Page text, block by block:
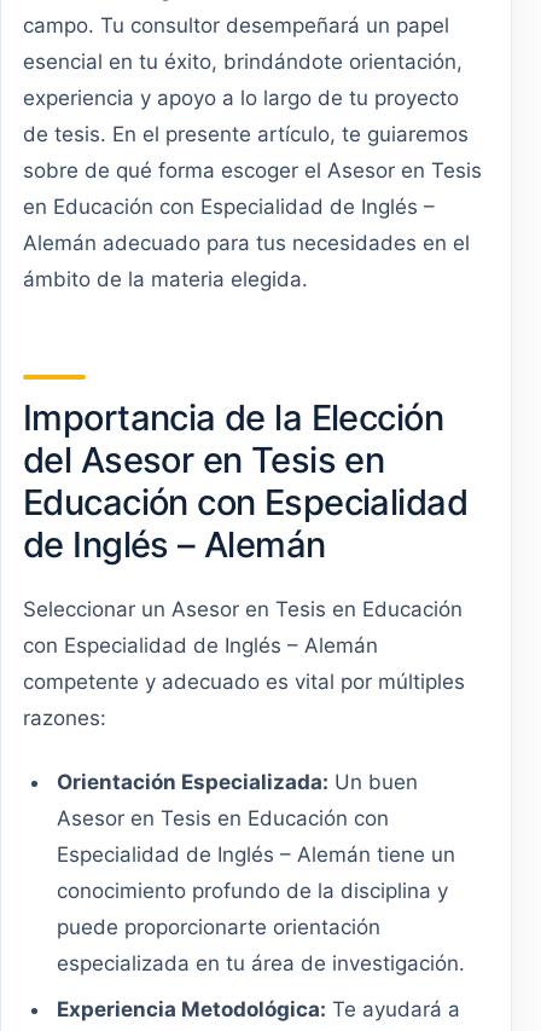
campo. Tu consultor desempeñará un papel
esencial en tu éxito, brindándote orientación,
experiencia y apoyo a lo largo de tu proyecto
de tesis. En el presente artículo, te guiaremos
sobre de qué forma escoger el Asesor en Tesis
en Educación con Especialidad de Inglés –
Alemán adecuado para tus necesidades en el
ámbito de la materia elegida.
Importancia de la Elección
del Asesor en Tesis en
Educación con Especialidad
de Inglés – Alemán
Seleccionar un Asesor en Tesis en Educación
con Especialidad de Inglés – Alemán
competente y adecuado es vital por múltiples
razones:
Orientación Especializada: Un buen
Asesor en Tesis en Educación con
Especialidad de Inglés – Alemán tiene un
conocimiento profundo de la disciplina y
puede proporcionarte orientación
especializada en tu área de investigación.
Experiencia Metodológica: Te ayudará a